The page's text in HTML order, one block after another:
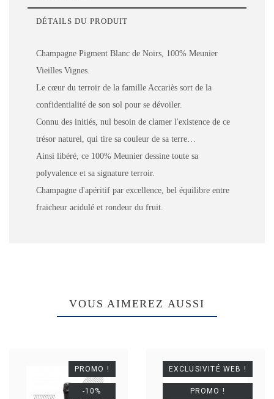
DÉTAILS DU PRODUIT
Champagne Pigment Blanc de Noirs, 100% Meunier
Vieilles Vignes.
Le cœur du terroir de la famille Accariès sort de la
confidentialité de son sol pour se dévoiler.
Connu des initiés, nul besoin de clamer l'existence de ce
trésor naturel, qui tire sa couleur de sa terre…
Ainsi libéré, ce 100% Meunier dessine toute sa
polyvalence et sa signature terroir.
Champagne d'apéritif par excellence, bel équilibre entre
fraicheur acidulé et rondeur du fruit.
Composition Meunier
Type De Bouteille Bouteille fumée
VOUS AIMEREZ AUSSI
PROMO !
-10%
EXCLUSIVITÉ WEB !
PROMO !